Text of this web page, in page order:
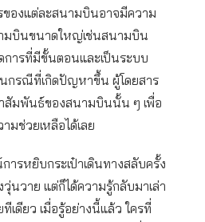
ของแต่ละสนามบินอาจมีความ
มบินขนาดใหญ่เช่นสนามบิน
ารที่มีขั้นตอนและเป็นระบบ
นกรณีที่เกิดปัญหาขึ้น ผู้โดยสาร
สัมพันธ์ของสนามบินนั้น ๆ เพื่อ
ช่วยเหลือได้เลย
รหยิบกระเป๋าเดินทางสลับครั้ง
นวาย แต่ก็ได้ความรู้กลับมาเล่า
เดียว เมื่อรู้อย่างนี้แล้ว ใครที่